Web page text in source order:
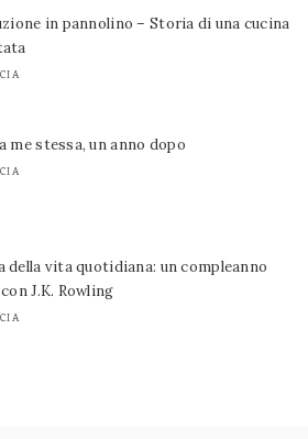
in pannolino – Storia di una cucina
me stessa, un anno dopo
della vita quotidiana: un compleanno
J.K. Rowling